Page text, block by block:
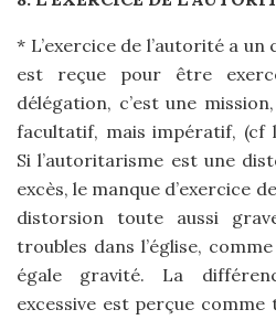
* L’exercice de l’autorité a
est reçue pour être
délégation, c’est une
facultatif, mais impératif, (cf
Si l’autoritarisme est une
excès, le manque d’exercice
distorsion toute aussi
troubles dans l’église,
égale gravité. La
excessive est perçue